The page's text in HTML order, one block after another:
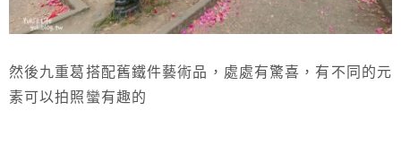
然後九重葛搭配舊鐵件藝術品，處處有驚喜，有不同的元
素可以拍照蠻有趣的